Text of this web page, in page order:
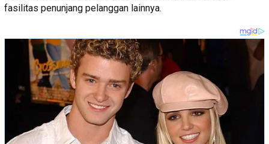
fasilitas penunjang pelanggan lainnya.